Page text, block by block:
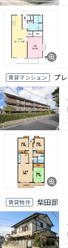
賃貸マンション プ
賃貸物件 柴田邸